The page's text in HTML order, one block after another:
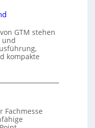
GTM stehen
und
kompakte
Fachmesse